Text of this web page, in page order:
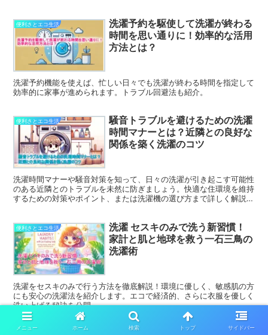
便利さとエコ生活
洗濯予約を駆使して洗濯が終わる
時間を思い通りに！効率的な活用
方法とは？
洗濯予約機能を使えば、忙しい日々でも洗濯が終わる時間を指定して
効率的に家事が進められます。トラブル回避法も紹介。
便利さとエコ生活
騒音トラブルを避けるための洗濯
時間マナーとは？近隣との良好な
関係を築く洗濯のコツ
洗濯時間マナーや騒音対策を知って、日々の洗濯が引き起こす可能性
のある近隣とのトラブルを未然に防ぎましょう。快適な住環境を維持
するための対策やポイント、または洗濯機の選び方まで詳しく解説し
便利さとエコ生活
洗濯 セスキのみで洗う新習慣！
家計と肌と地球を救う一石三鳥の
洗濯術
洗濯をセスキのみで行う方法を徹底解説！環境に優しく、敏感肌の方
にも安心の洗濯法を紹介します。エコで経済的、さらに衣服を優しく
洗い上げる秘訣を公開。
メニュー ホーム 検索 トップ サイドバー